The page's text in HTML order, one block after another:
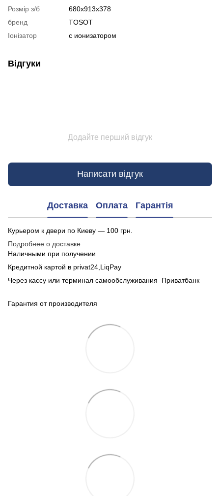
Розмір з/б
680x913x378
бренд
TOSOT
Іонізатор
с ионизатором
Відгуки
Додайте перший відгук
Написати відгук
Доставка Оплата Гарантія
Курьером к двери по Киеву — 100 грн.
Подробнее о доставке
Наличными при получении
Кредитной картой в privat24,LiqPay
Через кассу или терминал самообслуживания Приватбанк
Гарантия от производителя